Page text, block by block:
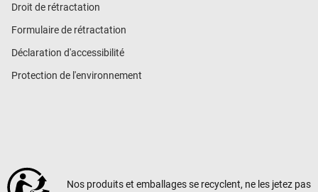
Droit de rétractation
Formulaire de rétractation
Déclaration d'accessibilité
Protection de l'environnement
Nos produits et emballages se recyclent, ne les jetez pas